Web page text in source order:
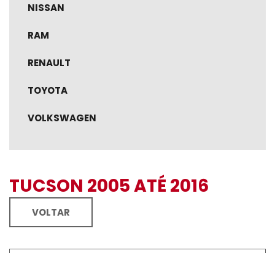
NISSAN
RAM
RENAULT
TOYOTA
VOLKSWAGEN
TUCSON 2005 ATÉ 2016
VOLTAR